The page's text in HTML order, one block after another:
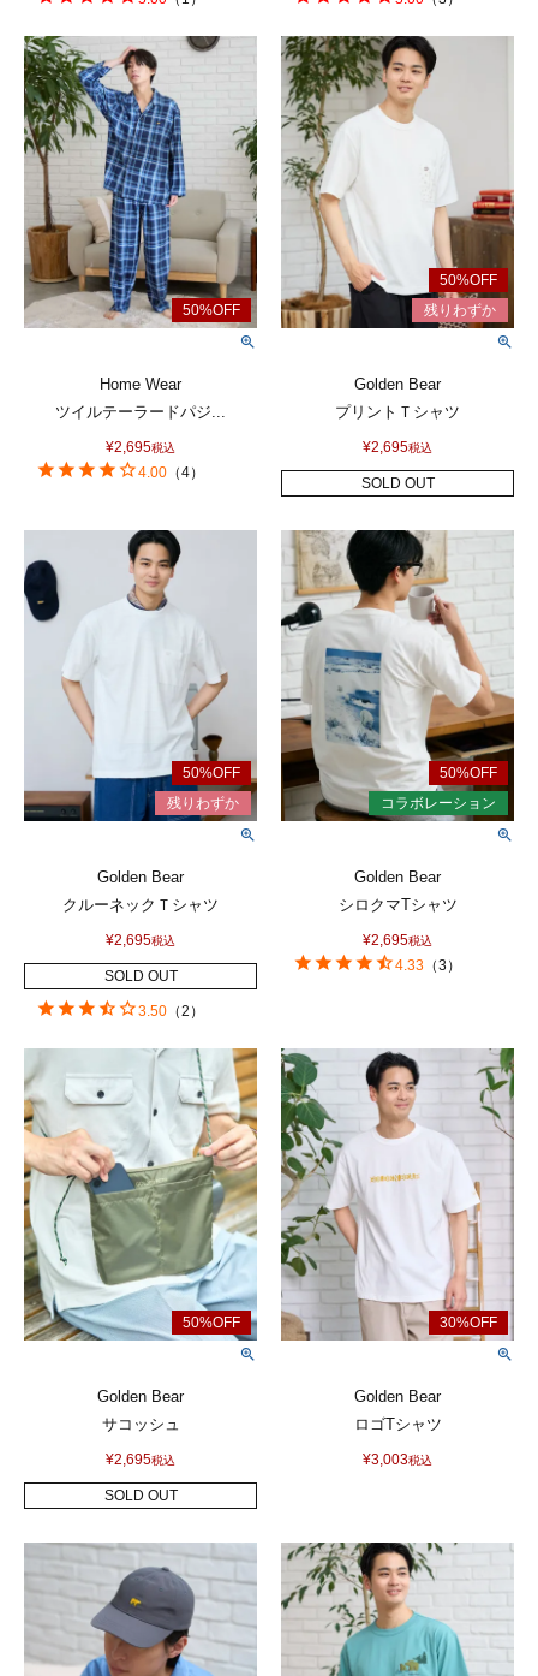
Home Wear
ツイルテーラードパジ...
¥2,695税込
4.00 （4）
Golden Bear
プリントＴシャツ
¥2,695税込
SOLD OUT
Golden Bear
クルーネックＴシャツ
¥2,695税込
SOLD OUT
3.50 （2 ）
Golden Bear
シロクマTシャツ
¥2,695税込
4.33 （3 ）
Golden Bear
サコッシュ
¥2,695税込
SOLD OUT
Golden Bear
ロゴTシャツ
¥3,003税込